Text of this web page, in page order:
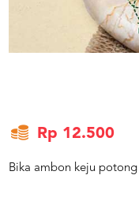
Rp 12.500
Bika ambon keju